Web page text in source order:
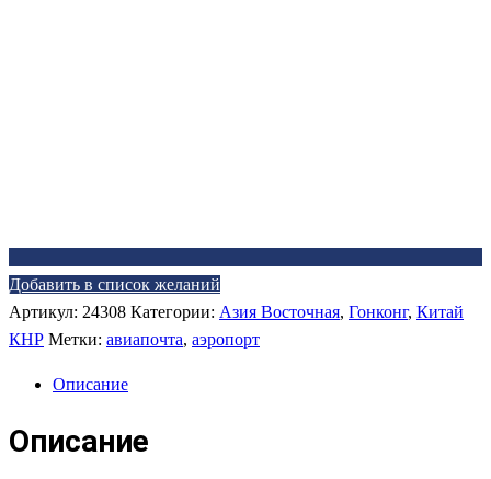
Добавить в список желаний
Артикул: 24308 Категории: Азия Восточная, Гонконг, Китай
КНР Метки: авиапочта, аэропорт
Описание
Описание